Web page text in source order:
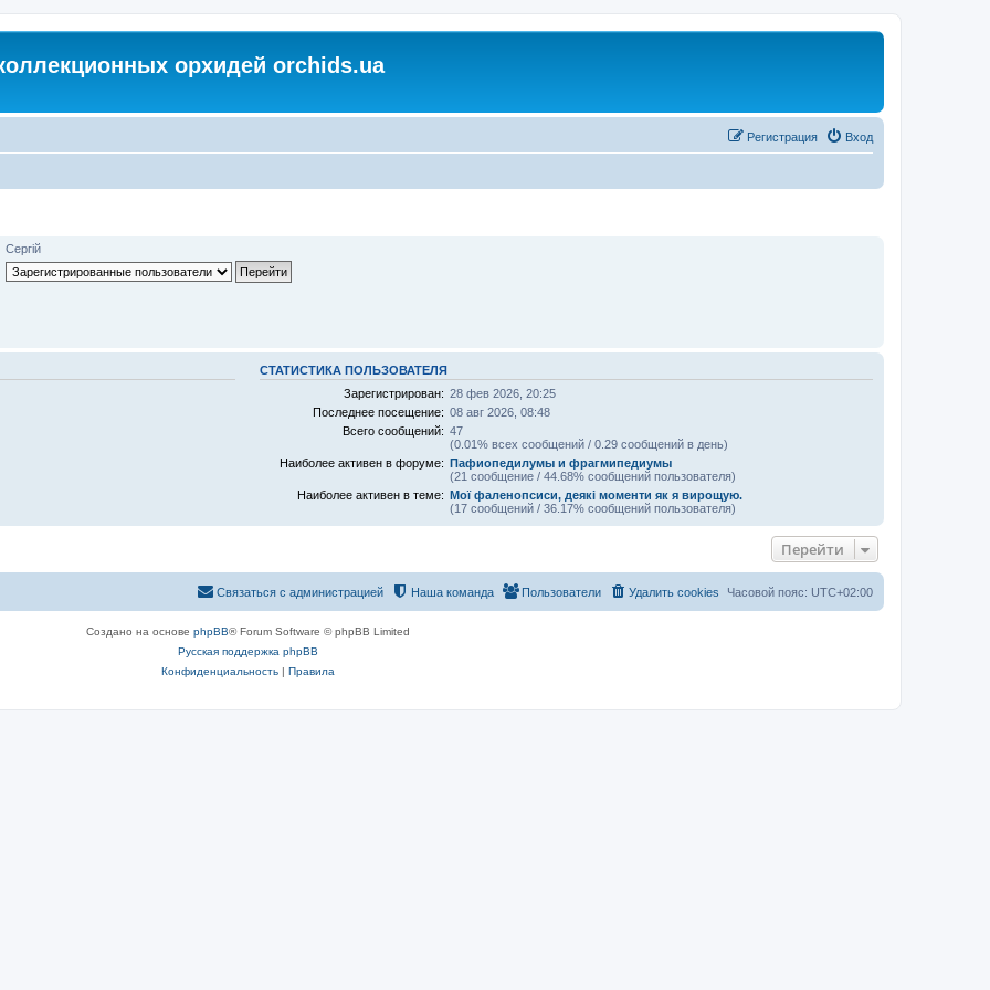
орхидей orchids.ua
Вход
Регистрация
Сергій
СТАТИСТИКА ПОЛЬЗОВАТЕЛЯ
Зарегистрирован: 28 фев 2026, 20:25
Последнее посещение: 08 авг 2026, 08:48
Всего сообщений: 47
(0.01% всех сообщений / 0.29 сообщений в день)
Наиболее активен в форуме: Пафиопедилумы и фрагмипедиумы
(21 сообщение / 44.68% сообщений пользователя)
Наиболее активен в теме: Мої фаленопсиси, деякі моменти як я вирощую.
(17 сообщений / 36.17% сообщений пользователя)
Перейти
Часовой пояс: UTC+02:00
Удалить cookies
Пользователи
Наша команда
Связаться с администрацией
Создано на основе phpBB® Forum Software © phpBB Limited
Русская поддержка phpBB
Конфиденциальность| Правила